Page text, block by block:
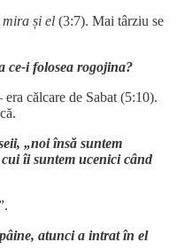
mira și el (3:7). Mai târziu se
ce-i folosea rogojina?
călcare de Sabat (5:10).
„noi însă suntem
îi suntem ucenici când
atunci a intrat în el